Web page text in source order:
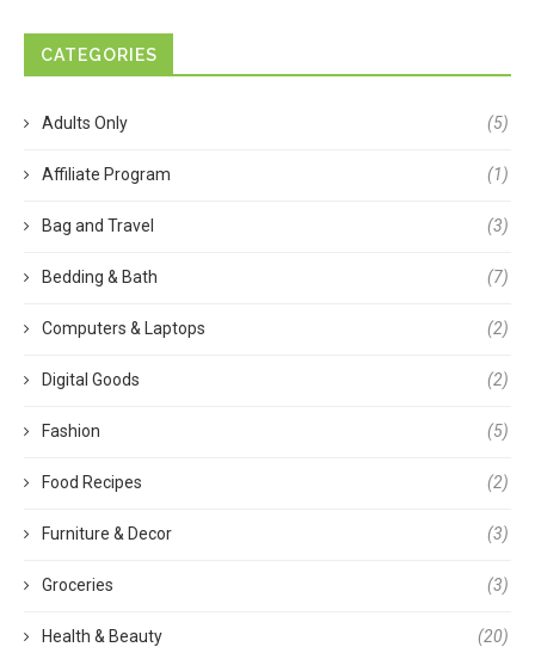
CATEGORIES
Adults Only (5)
Affiliate Program (1)
Bag and Travel (3)
Bedding & Bath (7)
Computers & Laptops (2)
Digital Goods (2)
Fashion (5)
Food Recipes (2)
Furniture & Decor (3)
Groceries (3)
Health & Beauty (20)